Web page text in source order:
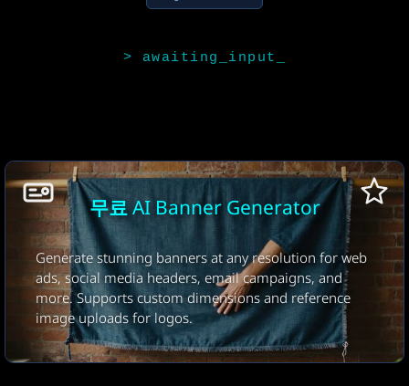
없음
배너 크기
Leaderboard 728×90
비주얼 스타일
Modern
배너 수
1 Banner 9 FREE
무료 AI Banner Generator
Generate stunning banners at any resolution for web
ads, social media headers, email campaigns, and
more. Supports custom dimensions and reference
image uploads for logos.